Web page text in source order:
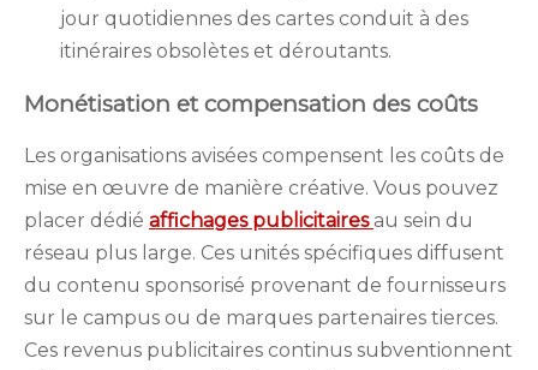
jour quotidiennes des cartes conduit à des
itinéraires obsolètes et déroutants.
Monétisation et compensation des coûts
Les organisations avisées compensent les coûts de
mise en œuvre de manière créative. Vous pouvez
placer dédié affichages publicitaires au sein du
réseau plus large. Ces unités spécifiques diffusent
du contenu sponsorisé provenant de fournisseurs
sur le campus ou de marques partenaires tierces.
Ces revenus publicitaires continus subventionnent